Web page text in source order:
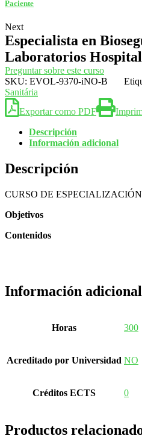
Paciente
Next
Especialista en
Laboratorios
Preguntar sobre este curso
SKU: EVOL-9370-iNO-B
Sanitária
Exportar como PDF
Descripción
Información adicional
Descripción
CURSO DE ESPECIALIZACIÓN
Objetivos
Contenidos
Información adicional
Horas 300
Acreditado por Universidad NO
Créditos ECTS 0
Productos